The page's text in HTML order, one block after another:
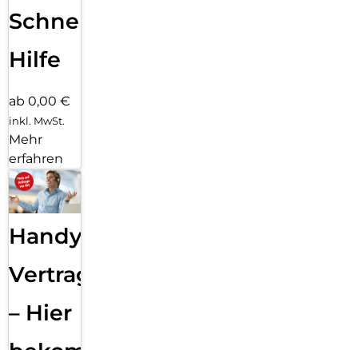
Schnelle
Hilfe
ab 0,00 €
inkl. MwSt.
Mehr
erfahren
Handy
Vertragsabwicklung
– Hier